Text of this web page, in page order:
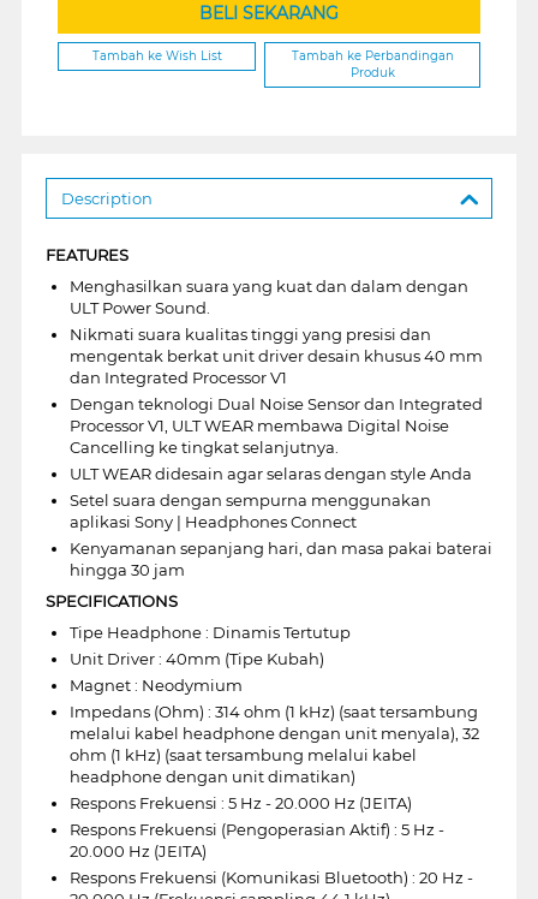
BELI SEKARANG
Tambah ke Wish List
Tambah ke Perbandingan
Produk
Description
FEATURES
Menghasilkan suara yang kuat dan dalam dengan
ULT Power Sound.
Nikmati suara kualitas tinggi yang presisi dan
mengentak berkat unit driver desain khusus 40 mm
dan Integrated Processor V1
Dengan teknologi Dual Noise Sensor dan Integrated
Processor V1, ULT WEAR membawa Digital Noise
Cancelling ke tingkat selanjutnya.
ULT WEAR didesain agar selaras dengan style Anda
Setel suara dengan sempurna menggunakan
aplikasi Sony | Headphones Connect
Kenyamanan sepanjang hari, dan masa pakai baterai
hingga 30 jam
SPECIFICATIONS
Tipe Headphone : Dinamis Tertutup
Unit Driver : 40mm (Tipe Kubah)
Magnet : Neodymium
Impedans (Ohm) : 314 ohm (1 kHz) (saat tersambung
melalui kabel headphone dengan unit menyala), 32
ohm (1 kHz) (saat tersambung melalui kabel
headphone dengan unit dimatikan)
Respons Frekuensi : 5 Hz - 20.000 Hz (JEITA)
Respons Frekuensi (Pengoperasian Aktif) : 5 Hz -
20.000 Hz (JEITA)
Respons Frekuensi (Komunikasi Bluetooth) : 20 Hz -